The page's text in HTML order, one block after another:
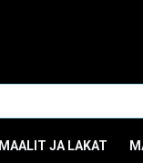
MAALIT JA LAKAT